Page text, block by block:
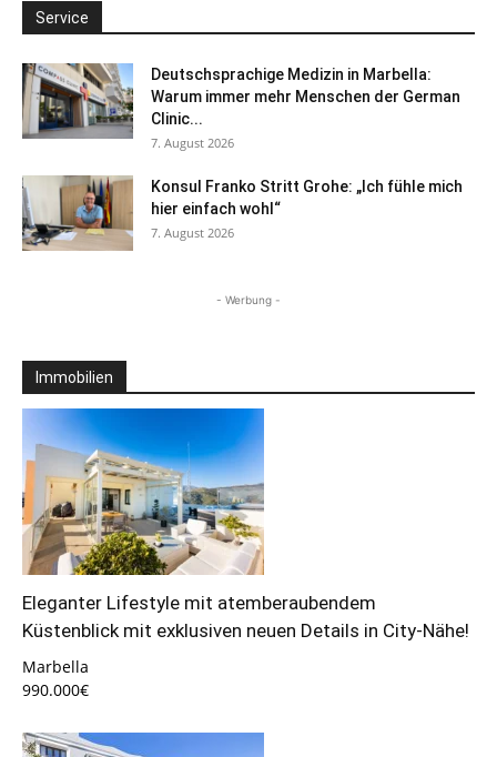
Service
Deutschsprachige Medizin in Marbella:
Warum immer mehr Menschen der German
Clinic...
7. August 2026
Konsul Franko Stritt Grohe: „Ich fühle mich
hier einfach wohl“
7. August 2026
- Werbung -
Immobilien
Eleganter Lifestyle mit atemberaubendem
Küstenblick mit exklusiven neuen Details in City-Nähe!
Marbella
990.000€